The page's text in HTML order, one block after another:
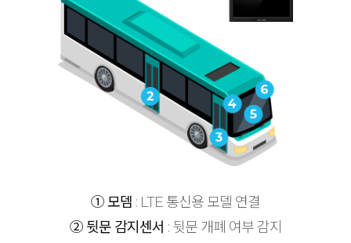
① 모뎀 : LTE 통신용 모델 연결
② 뒷문 감지센서 : 뒷문 개폐 여부 감지